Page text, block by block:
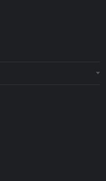
Key?
CD Key?
CD Key?
Key?